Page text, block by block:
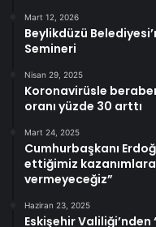
Mart 12, 2026
Beylikdüzü
Semineri
Nisan 29, 2025
Koronavirüsle
oranı yüzde 30 arttı
Mart 24, 2025
Cumhurbaşkanı
ettiğimiz
vermeyeceğiz”
Haziran 23, 2025
Eskişehir Valiliği’nden